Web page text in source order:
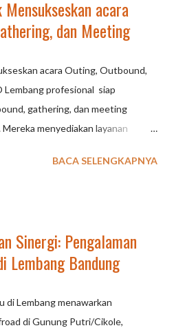
acara
dan Meeting
acara Outing, Outbound,
Lembang profesional siap
gathering, dan meeting
menyediakan layanan
outbound (team building/fun
Company Gathering/Outing
(Event Organizer) profesional
alam (seperti hutan pinus
EO lokal seperti
BACA SELENGKAPNYA
Sinergi: Pengalaman
Lembang Bandung
di Lembang menawarkan
di Gunung Putri/Cikole,